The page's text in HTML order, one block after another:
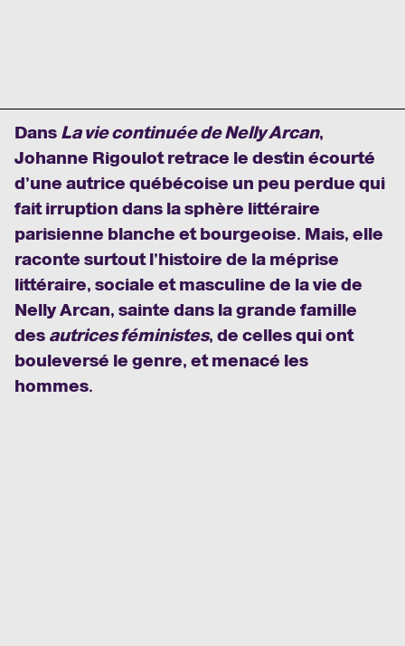
Dans La vie continuée de Nelly Arcan,
Johanne Rigoulot retrace le destin écourté
d’une autrice québécoise un peu perdue qui
fait irruption dans la sphère littéraire
parisienne blanche et bourgeoise. Mais, elle
raconte surtout l’histoire de la méprise
littéraire, sociale et masculine de la vie de
Nelly Arcan, sainte dans la grande famille
des autrices féministes, de celles qui ont
bouleversé le genre, et menacé les
hommes.